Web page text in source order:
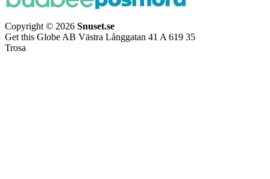
Copyright © 2026 Snuset.se
Get this Globe AB Västra Långgatan 41 A 619 35
Trosa